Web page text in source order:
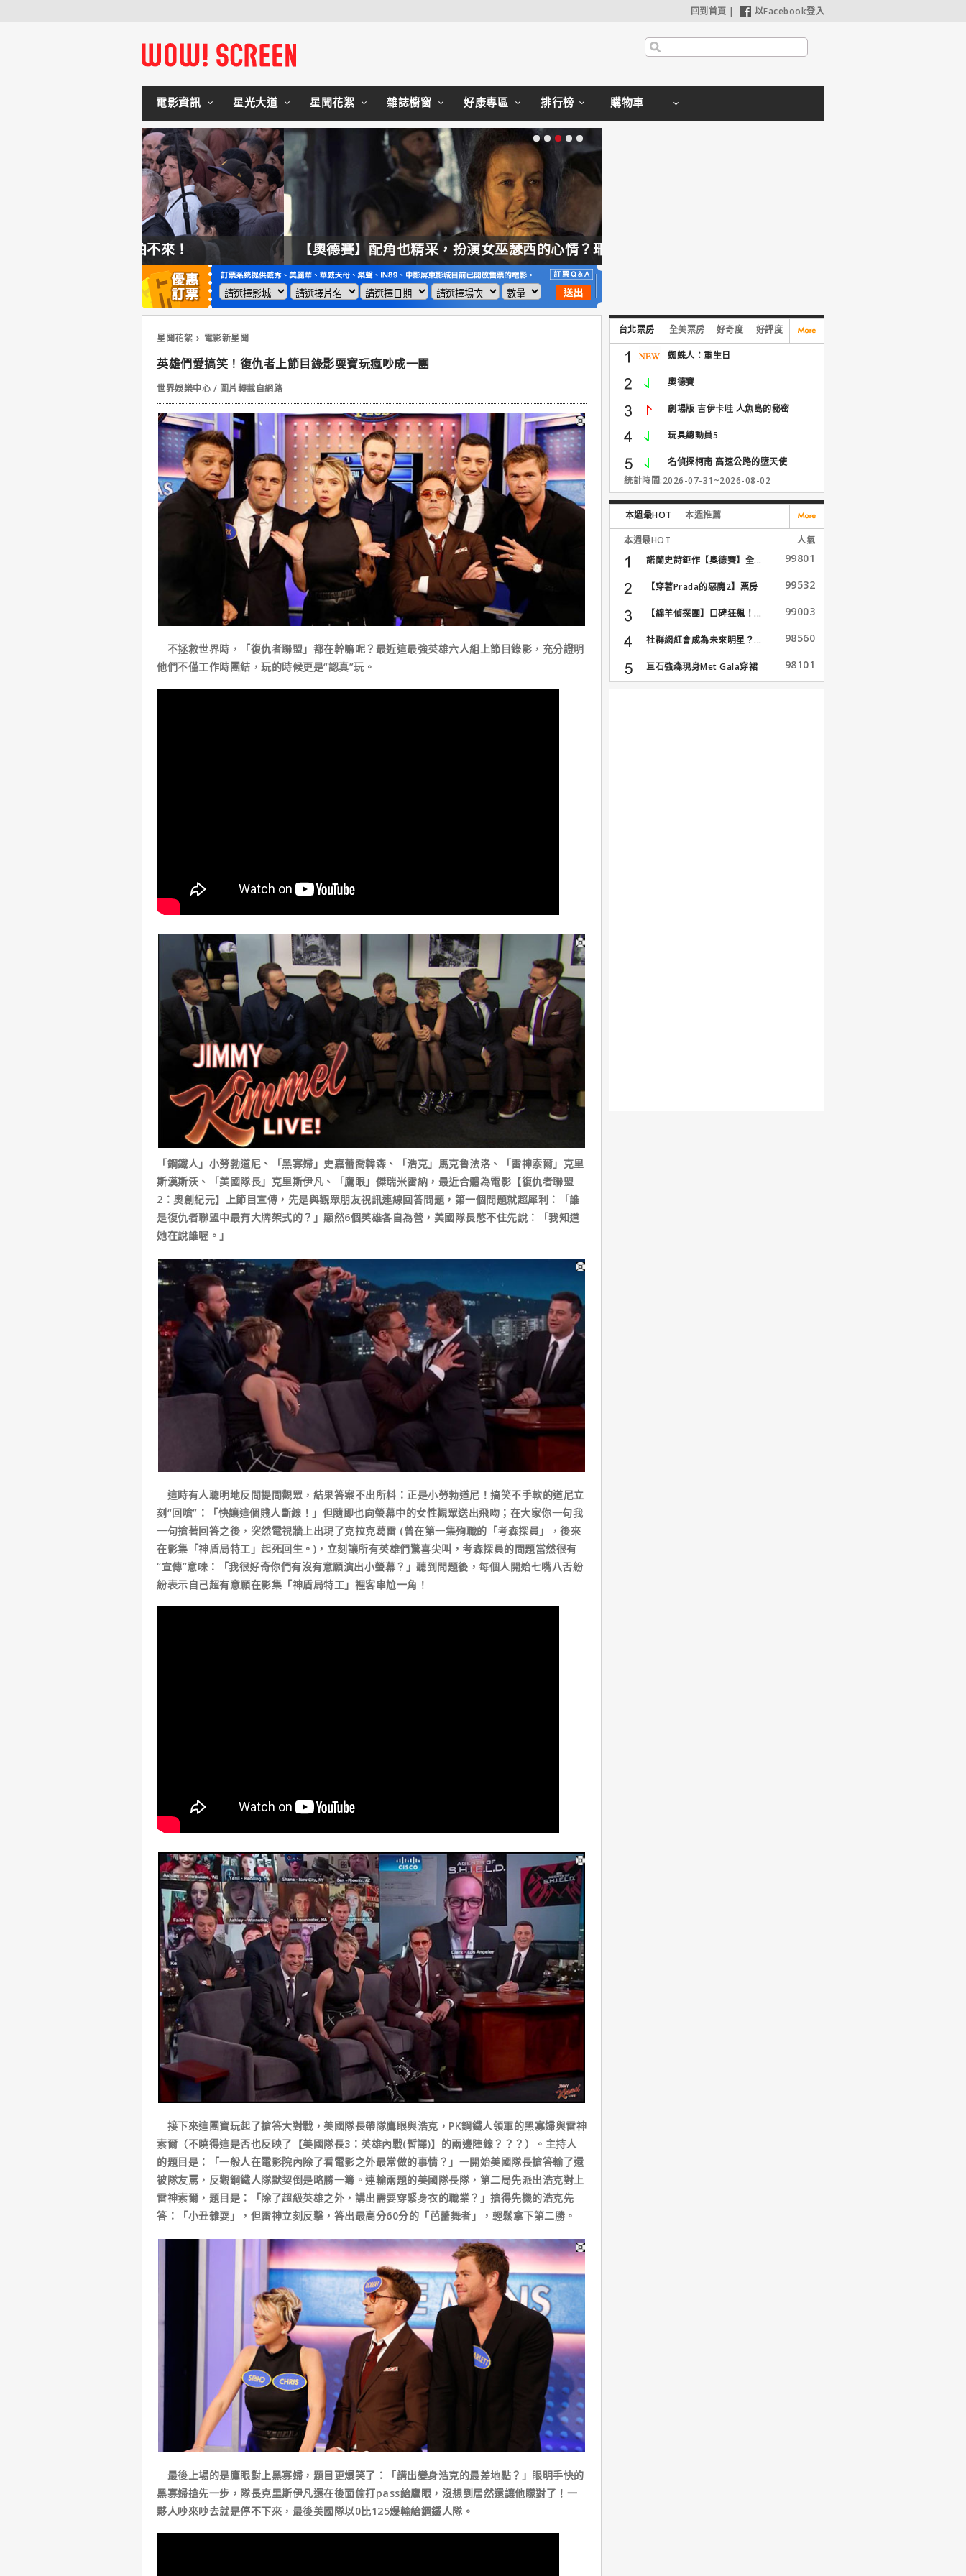
回到首頁 | 以Facebook登入
電影資訊 星光大道 星聞花絮 雜誌櫥窗 好康專區 排行榜 購物車
【奧德賽】配角也精采，扮演女巫瑟西的心情？珊曼莎莫頓：「感覺就像重生」
星聞花絮 電影新星聞
英雄們愛搞笑！復仇者上節目錄影耍寶玩瘋吵成一團
世界娛樂中心 / 圖片轉載自網路
不拯救世界時，「復仇者聯盟」都在幹嘛呢？最近這最強英雄六人組上節目錄影，充分證明
他們不僅工作時團結，玩的時候更是“認真”玩。
「鋼鐵人」小勞勃道尼、「黑寡婦」史嘉蕾喬韓森、「浩克」馬克魯法洛、「雷神索爾」克里
斯漢斯沃、「美國隊長」克里斯伊凡、「鷹眼」傑瑞米雷納，最近合體為電影【復仇者聯盟
2：奧創紀元】上節目宣傳，先是與觀眾朋友視訊連線回答問題，第一個問題就超犀利：「誰
是復仇者聯盟中最有大牌架式的？」顯然6個英雄各自為營，美國隊長憋不住先說：「我知道
她在說誰喔。」
這時有人聰明地反問提問觀眾，結果答案不出所料：正是小勞勃道尼！搞笑不手軟的道尼立
刻“回嗆”：「快讓這個賤人斷線！」但隨即也向螢幕中的女性觀眾送出飛吻；在大家你一句我
一句搶著回答之後，突然電視牆上出現了克拉克葛雷 (曾在第一集殉職的「考森探員」，後來
在影集「神盾局特工」起死回生。)，立刻讓所有英雄們驚喜尖叫，考森探員的問題當然很有
“宣傳”意味：「我很好奇你們有沒有意願演出小螢幕？」聽到問題後，每個人開始七嘴八舌紛
紛表示自己超有意願在影集「神盾局特工」裡客串尬一角！
接下來這團寶玩起了搶答大對戰，美國隊長帶隊鷹眼與浩克，PK鋼鐵人領軍的黑寡婦與雷神
索爾（不曉得這是否也反映了【美國隊長3：英雄內戰(暫譯)】的兩邊陣線？？？）。主持人
的題目是：「一般人在電影院內除了看電影之外最常做的事情？」一開始美國隊長搶答輸了還
被隊友罵，反觀鋼鐵人隊默契倒是略勝一籌。連輸兩題的美國隊長隊，第二局先派出浩克對上
雷神索爾，題目是：「除了超級英雄之外，講出需要穿緊身衣的職業？」搶得先機的浩克先
答：「小丑雜耍」，但雷神立刻反擊，答出最高分60分的「芭蕾舞者」，輕鬆拿下第二勝。
最後上場的是鷹眼對上黑寡婦，題目更爆笑了：「講出變身浩克的最差地點？」眼明手快的
黑寡婦搶先一步，隊長克里斯伊凡還在後面偷打pass給鷹眼，沒想到居然還讓他矇對了！一
夥人吵來吵去就是停不下來，最後美國隊以0比125爆輸給鋼鐵人隊。
台北票房 全美票房 好奇度 好評度
蜘蛛人：重生日
奧德賽
劇場版 吉伊卡哇 人魚島的秘密
玩具總動員5
名偵探柯南 高速公路的墮天使
統計時間:2026-07-31~2026-08-02
本週最HOT 本週推薦
本週最HOT
人氣
諾蘭史詩鉅作【奧德賽】全...
99801
【穿著Prada的惡魔2】票房
99532
【綿羊偵探團】口碑狂飆！... 99003
社群網紅會成為未來明星？... 98560
巨石強森現身Met Gala穿裙
子...
98101